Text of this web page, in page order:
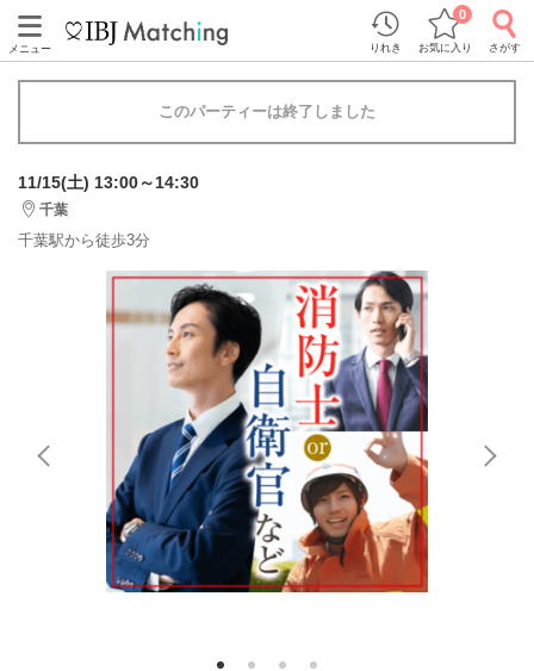
メニュー りれき お気に入り
0
さがす
このパーティーは終了しました
11/15(土) 13:00～14:30
千葉
千葉駅から徒歩3分